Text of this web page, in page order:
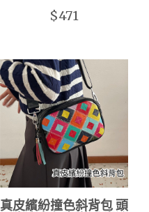
$471
真皮繽紛撞色斜背包 頭